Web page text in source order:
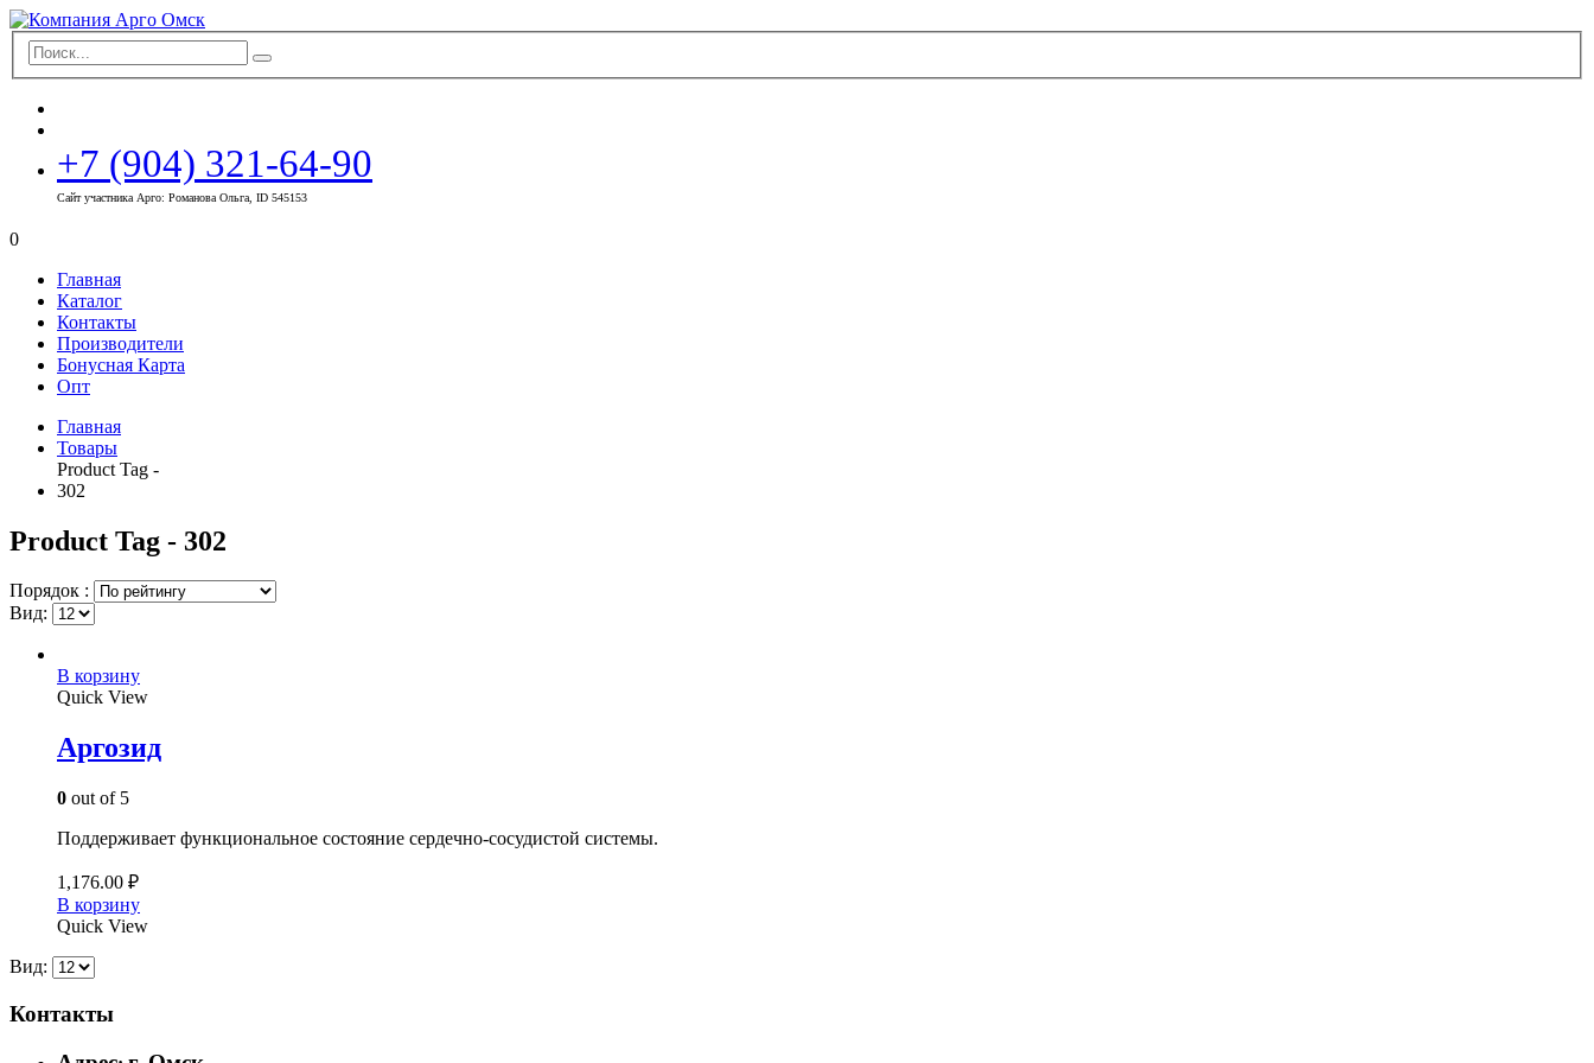
+7 (904) 321-64-90
Сайт участника Арго: Романова Ольга, ID 545153
0
Главная
Каталог
Контакты
Производители
Бонусная Карта
Опт
Главная
Товары
Product Tag -
302
Product Tag - 302
Порядок :
Вид:
В корзину
Quick View
Аргозид
0 out of 5
Поддерживает функциональное состояние сердечно-сосудистой системы.
1,176.00 ₽
В корзину
Quick View
Вид:
Контакты